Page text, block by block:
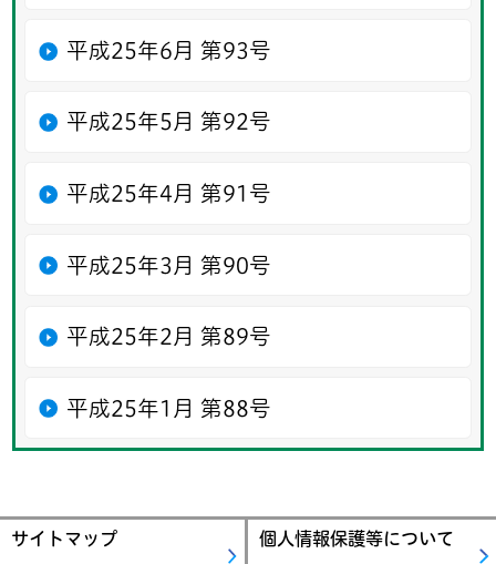
平成25年6月 第93号
平成25年5月 第92号
平成25年4月 第91号
平成25年3月 第90号
平成25年2月 第89号
平成25年1月 第88号
サイトマップ 個人情報保護等について